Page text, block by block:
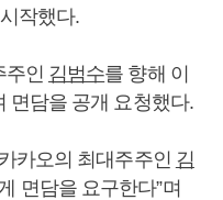
작했다.
주인 김범수를 향해 이
면담을 공개 요청했다.
카오의 최대주주인 김
면담을 요구한다”며